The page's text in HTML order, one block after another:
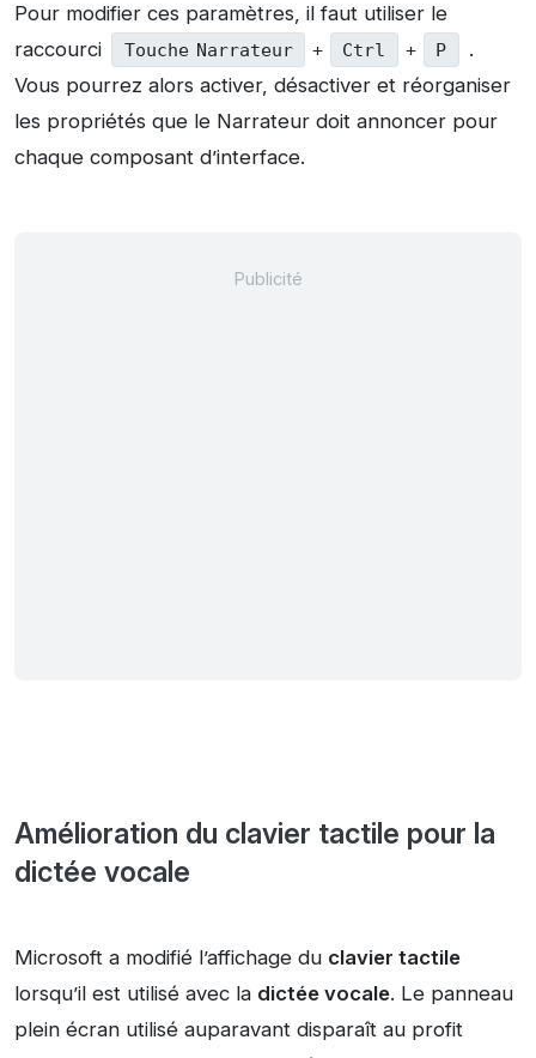
Pour modifier ces paramètres, il faut utiliser le
raccourci
Touche Narrateur + Ctrl + P
.
Vous pourrez alors activer, désactiver et réorganiser
les propriétés que le Narrateur doit annoncer pour
chaque composant d’interface.
Amélioration du clavier tactile pour la
dictée vocale
Microsoft a modifié l’affichage du clavier tactile
lorsqu’il est utilisé avec la dictée vocale. Le panneau
plein écran utilisé auparavant disparaît au profit